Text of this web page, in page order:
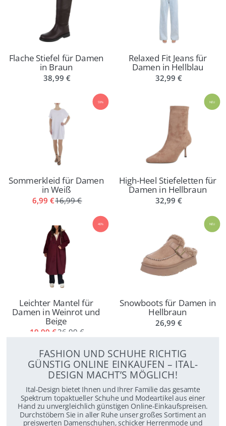
46%
Leichter Mantel für
Damen in Weinrot und
Beige
19,99 €36,99 €
NEU
Snowboots für Damen in
Hellbraun
26,99 €
Flache Stiefel für Damen
in Braun
38,99 €
Relaxed Fit Jeans für
Damen in Hellblau
32,99 €
59%
Sommerkleid für Damen
in Weiß
6,99 €16,99 €
NEU
High-Heel Stiefeletten für
Damen in Hellbraun
32,99 €
FASHION UND SCHUHE RICHTIG
GÜNSTIG ONLINE EINKAUFEN – ITAL-
DESIGN MACHT’S MÖGLICH!
Ital-Design bietet Ihnen und Ihrer Familie das gesamte
Spektrum topaktueller Schuhe und Modeartikel aus einer
Hand zu unvergleichlich günstigen Online-Einkaufspreisen.
Durchstöbern Sie in aller Ruhe unser großes Sortiment an
preiswerten Damenschuhen, schicker Herrenmode und